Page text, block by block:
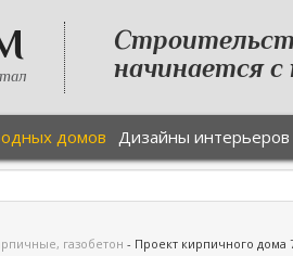
начинается с
домов Дизайны интерьеров
газобетон - Проект кирпичного дома